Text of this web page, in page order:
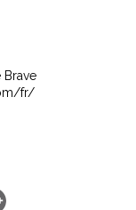
Brave
fr/